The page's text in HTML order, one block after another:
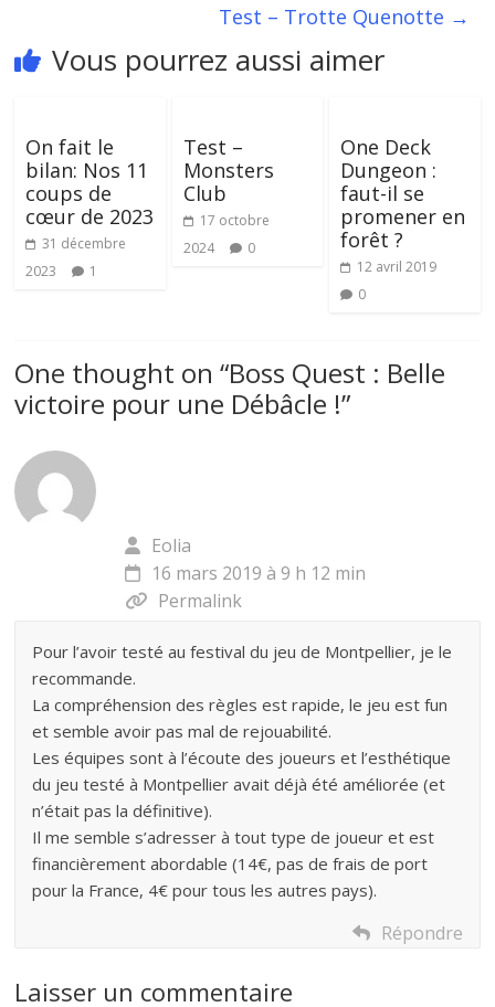
Test – Trotte Quenotte →
Vous pourrez aussi aimer
On fait le
bilan: Nos 11
coups de
cœur de 2023
31 décembre
2023
1
Test –
Monsters
Club
17 octobre
2024
0
One Deck
Dungeon :
faut-il se
promener en
forêt ?
12 avril 2019
0
One thought on “Boss Quest : Belle
victoire pour une Débâcle !”
Eolia
16 mars 2019 à 9 h 12 min
Permalink
Pour l’avoir testé au festival du jeu de Montpellier, je le
recommande.
La compréhension des règles est rapide, le jeu est fun
et semble avoir pas mal de rejouabilité.
Les équipes sont à l’écoute des joueurs et l’esthétique
du jeu testé à Montpellier avait déjà été améliorée (et
n’était pas la définitive).
Il me semble s’adresser à tout type de joueur et est
financièrement abordable (14€, pas de frais de port
pour la France, 4€ pour tous les autres pays).
Répondre
Laisser un commentaire